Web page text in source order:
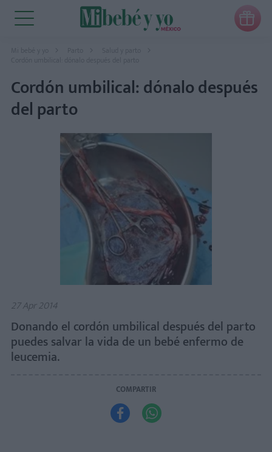

Mi bebé y yo Parto
Salud y parto
Cordón umbilical: dónalo después del parto
Cordón umbilical: dónalo después
del parto
27 Apr 2014
Donando el cordón umbilical después del parto
puedes salvar la vida de un bebé enfermo de
leucemia.
COMPARTIR
 